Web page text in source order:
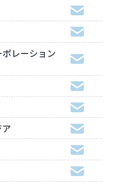
レーション